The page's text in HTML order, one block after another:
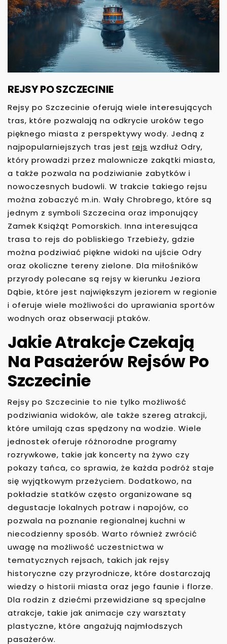
REJSY PO SZCZECINIE
Rejsy po Szczecinie oferują wiele interesujących
tras, które pozwalają na odkrycie uroków tego
pięknego miasta z perspektywy wody. Jedną z
najpopularniejszych tras jest rejs wzdłuż Odry,
który prowadzi przez malownicze zakątki miasta,
a także pozwala na podziwianie zabytków i
nowoczesnych budowli. W trakcie takiego rejsu
można zobaczyć m.in. Wały Chrobrego, które są
jednym z symboli Szczecina oraz imponujący
Zamek Książąt Pomorskich. Inna interesująca
trasa to rejs do pobliskiego Trzebieży, gdzie
można podziwiać piękne widoki na ujście Odry
oraz okoliczne tereny zielone. Dla miłośników
przyrody polecane są rejsy w kierunku Jeziora
Dąbie, które jest największym jeziorem w regionie
i oferuje wiele możliwości do uprawiania sportów
wodnych oraz obserwacji ptaków.
Jakie Atrakcje Czekają
Na Pasażerów Rejsów Po
Szczecinie
Rejsy po Szczecinie to nie tylko możliwość
podziwiania widoków, ale także szereg atrakcji,
które umilają czas spędzony na wodzie. Wiele
jednostek oferuje różnorodne programy
rozrywkowe, takie jak koncerty na żywo czy
pokazy tańca, co sprawia, że każda podróż staje
się wyjątkowym przeżyciem. Dodatkowo, na
pokładzie statków często organizowane są
degustacje lokalnych potraw i napojów, co
pozwala na poznanie regionalnej kuchni w
niecodzienny sposób. Warto również zwrócić
uwagę na możliwość uczestnictwa w
tematycznych rejsach, takich jak rejsy
historyczne czy przyrodnicze, które dostarczają
wiedzy o historii miasta oraz jego faunie i florze.
Dla rodzin z dziećmi przewidziane są specjalne
atrakcje, takie jak animacje czy warsztaty
plastyczne, które angażują najmłodszych
pasażerów.